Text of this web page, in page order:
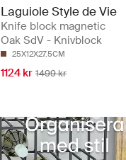
Laguiole Style de Vie
Knife block magnetic
Oak SdV - Knivblock
25X12X27.5CM
1124 kr 1499 kr